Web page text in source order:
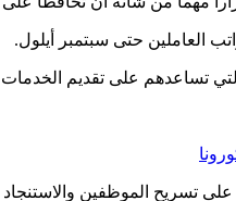
العاملين حتى سبتمبر أيلول.
تساعدهم على تقديم الخدمات
تسريح الموظفين والاستنجاد